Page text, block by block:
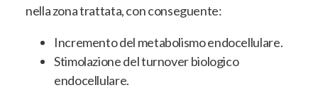
nella zona trattata, con conseguente:
Incremento del metabolismo endocellulare.
Stimolazione del turnover biologico
endocellulare.